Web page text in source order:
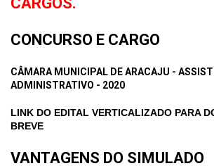
CONCURSO E CARGO
CÂMARA MUNICIPAL DE ARACAJU -
ADMINISTRATIVO - 2020
LINK DO EDITAL VERTICALIZADO PARA
BREVE
VANTAGENS DO SIMULADO